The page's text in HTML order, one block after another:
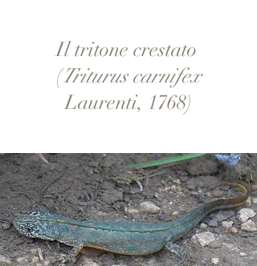
Il tritone crestato
(Triturus carnifex
Laurenti, 1768)